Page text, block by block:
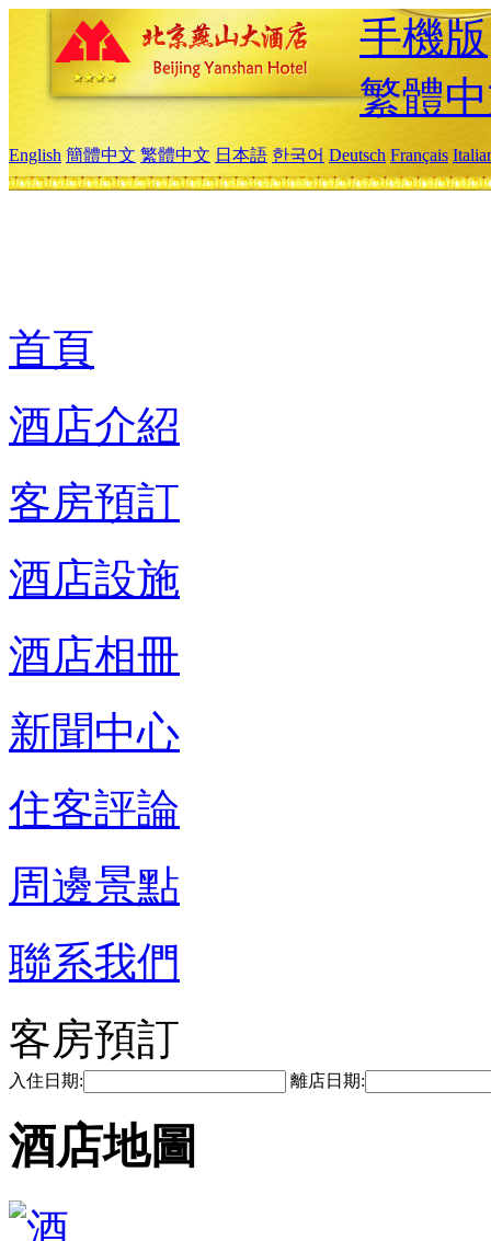
手機版
繁體
English 簡體中文 繁體中文 日本語 한국어 Deutsch Français
首頁
酒店介紹
客房預訂
酒店設施
酒店相冊
新聞中心
住客評論
周邊景點
聯系我們
客房預訂
入住日期: 離店日期:
酒店地圖